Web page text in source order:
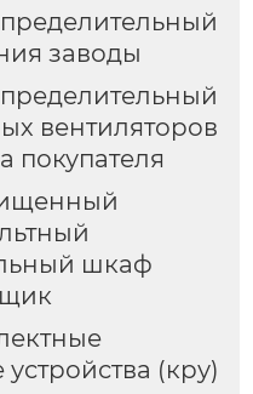
заводы
вентиляторов
покупателя
шкаф
(кру)